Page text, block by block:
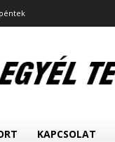
KAPCSOLAT